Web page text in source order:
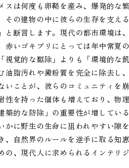
スは何度も卵鞘を産み、爆発的な
その建物の中に彼らの生存を支え
と断言します。現代の都市環境は
赤いゴキブリにとっては年中常夏
視覚的な駆除」よりも「環境的な
油脂汚れや澱粉質を完全に除去し
いことが、彼らのコミュニティを
性を持った個体も増えており、物
築的な防除」の重要性が増してい
かに野生の生命に狙われやすい隙
、自然界のルールを逆手に取る知
、現代人に求められるインテリ